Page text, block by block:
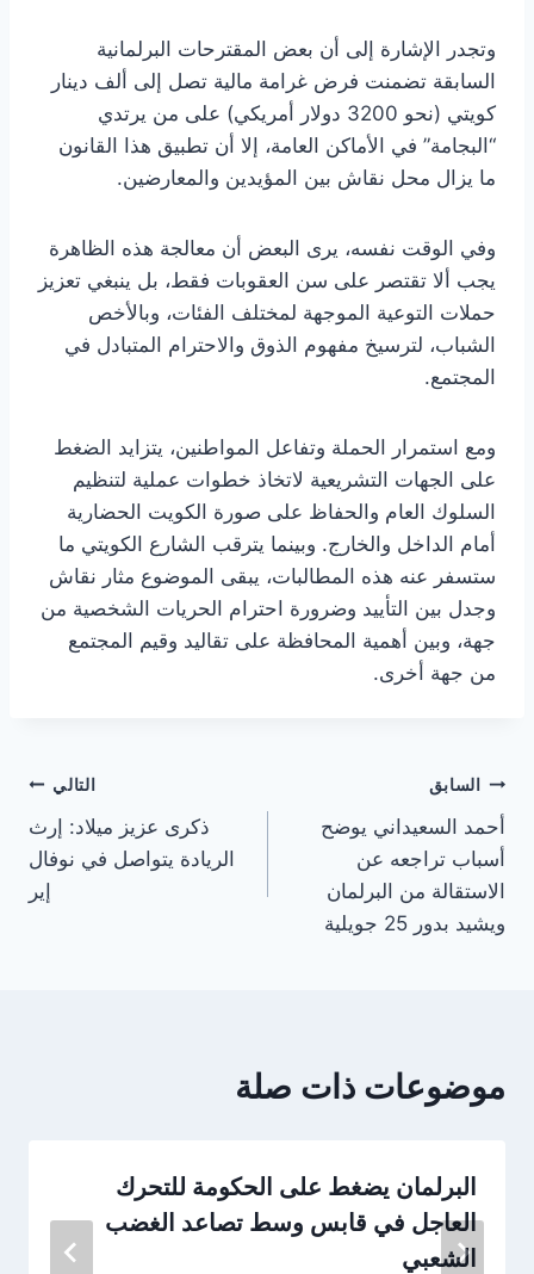
وتجدر الإشارة إلى أن بعض المقترحات البرلمانية
السابقة تضمنت فرض غرامة مالية تصل إلى ألف دينار
كويتي (نحو 3200 دولار أمريكي) على من يرتدي
“البجامة” في الأماكن العامة، إلا أن تطبيق هذا القانون
ما يزال محل نقاش بين المؤيدين والمعارضين.
وفي الوقت نفسه، يرى البعض أن معالجة هذه الظاهرة
يجب ألا تقتصر على سن العقوبات فقط، بل ينبغي تعزيز
حملات التوعية الموجهة لمختلف الفئات، وبالأخص
الشباب، لترسيخ مفهوم الذوق والاحترام المتبادل في
المجتمع.
ومع استمرار الحملة وتفاعل المواطنين، يتزايد الضغط
على الجهات التشريعية لاتخاذ خطوات عملية لتنظيم
السلوك العام والحفاظ على صورة الكويت الحضارية
أمام الداخل والخارج. وبينما يترقب الشارع الكويتي ما
ستسفر عنه هذه المطالبات، يبقى الموضوع مثار نقاش
وجدل بين التأييد وضرورة احترام الحريات الشخصية من
جهة، وبين أهمية المحافظة على تقاليد وقيم المجتمع
من جهة أخرى.
تصفّح
المقالات
السابق
أحمد السعيداني يوضح
أسباب تراجعه عن
الاستقالة من البرلمان
ويشيد بدور 25 جويلية
التالي
ذكرى عزيز ميلاد: إرث
الريادة يتواصل في نوفال
إير
موضوعات ذات صلة
البرلمان يضغط على الحكومة للتحرك
العاجل في قابس وسط تصاعد الغضب
الشعبي